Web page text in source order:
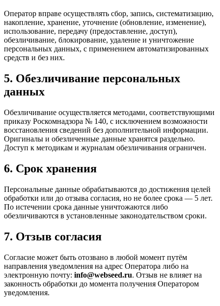
Оператор вправе осуществлять сбор, запись, систематизацию,
накопление, хранение, уточнение (обновление, изменение),
использование, передачу (предоставление, доступ),
обезличивание, блокирование, удаление и уничтожение
персональных данных, с применением автоматизированных
средств и без них.
5. Обезличивание персональных
данных
Обезличивание осуществляется методами, соответствующими
приказу Роскомнадзора № 140, с исключением возможности
восстановления сведений без дополнительной информации.
Оригиналы и обезличенные данные хранятся раздельно.
Доступ к методикам и журналам обезличивания ограничен.
6. Срок хранения
Персональные данные обрабатываются до достижения целей
обработки или до отзыва согласия, но не более срока — 5 лет.
По истечении срока данные уничтожаются либо
обезличиваются в установленные законодательством сроки.
7. Отзыв согласия
Согласие может быть отозвано в любой момент путём
направления уведомления на адрес Оператора либо на
электронную почту: info@webseed.ru. Отзыв не влияет на
законность обработки до момента получения Оператором
уведомления.